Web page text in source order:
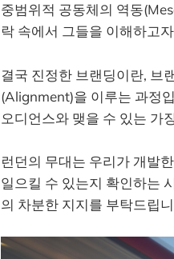
중범위적 공동체의 역동
락 속에서 그들을 이해하고
결국 진정한 브랜딩이란, 브
(Alignment)을 이루는 과정
오디언스와 맺을 수 있는 가
런던의 무대는 우리가 개발한
일으킬 수 있는지 확인하는
의 차분한 지지를 부탁드립